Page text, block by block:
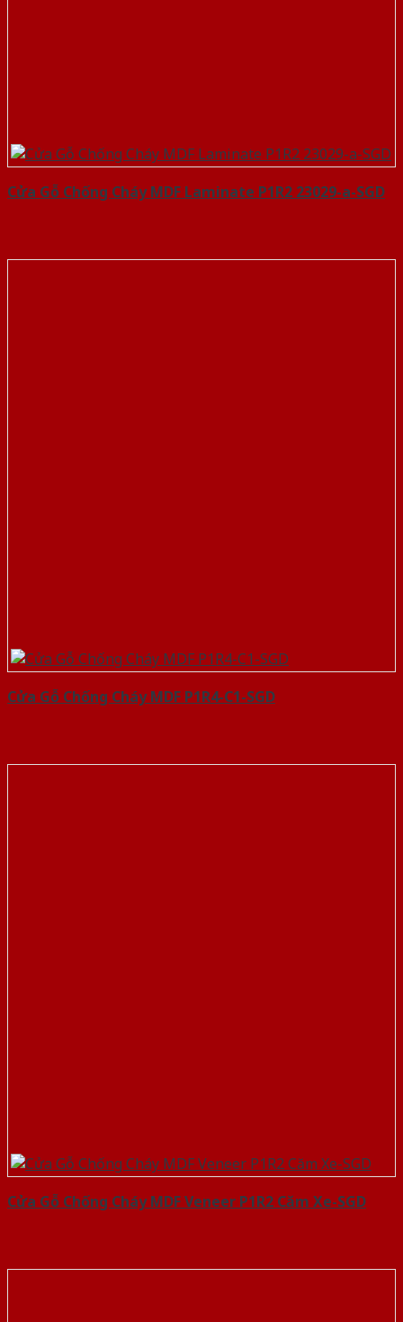
Cửa Gỗ Chống Cháy MDF Laminate P1R2 23029-a-SGD
Cửa Gỗ Chống Cháy MDF P1R4-C1-SGD
Cửa Gỗ Chống Cháy MDF Veneer P1R2 Căm Xe-SGD